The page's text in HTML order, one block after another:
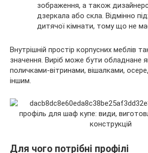
зображення, а також
дзеркала або скла. Відмінно
дитячої кімнати, тому що не
Внутрішній простір корпусних меблів
значення. Виріб може бути обладнане
поличками-вітринами, вішалками,
іншим.
Для чого потрібні профілі